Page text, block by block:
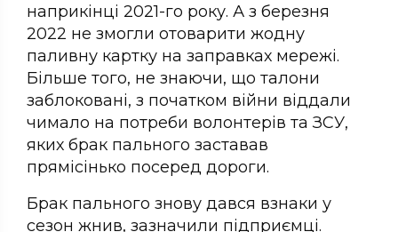
наприкінці 2021-го року. А з березня
2022 не змогли отоварити жодну
паливну картку на заправках мережі.
Більше того, не знаючи, що талони
заблоковані, з початком війни віддали
чимало на потреби волонтерів та ЗСУ,
яких брак пального заставав
прямісінько посеред дороги.
Брак пального знову дався взнаки у
сезон жнив, зазначили підприємці.